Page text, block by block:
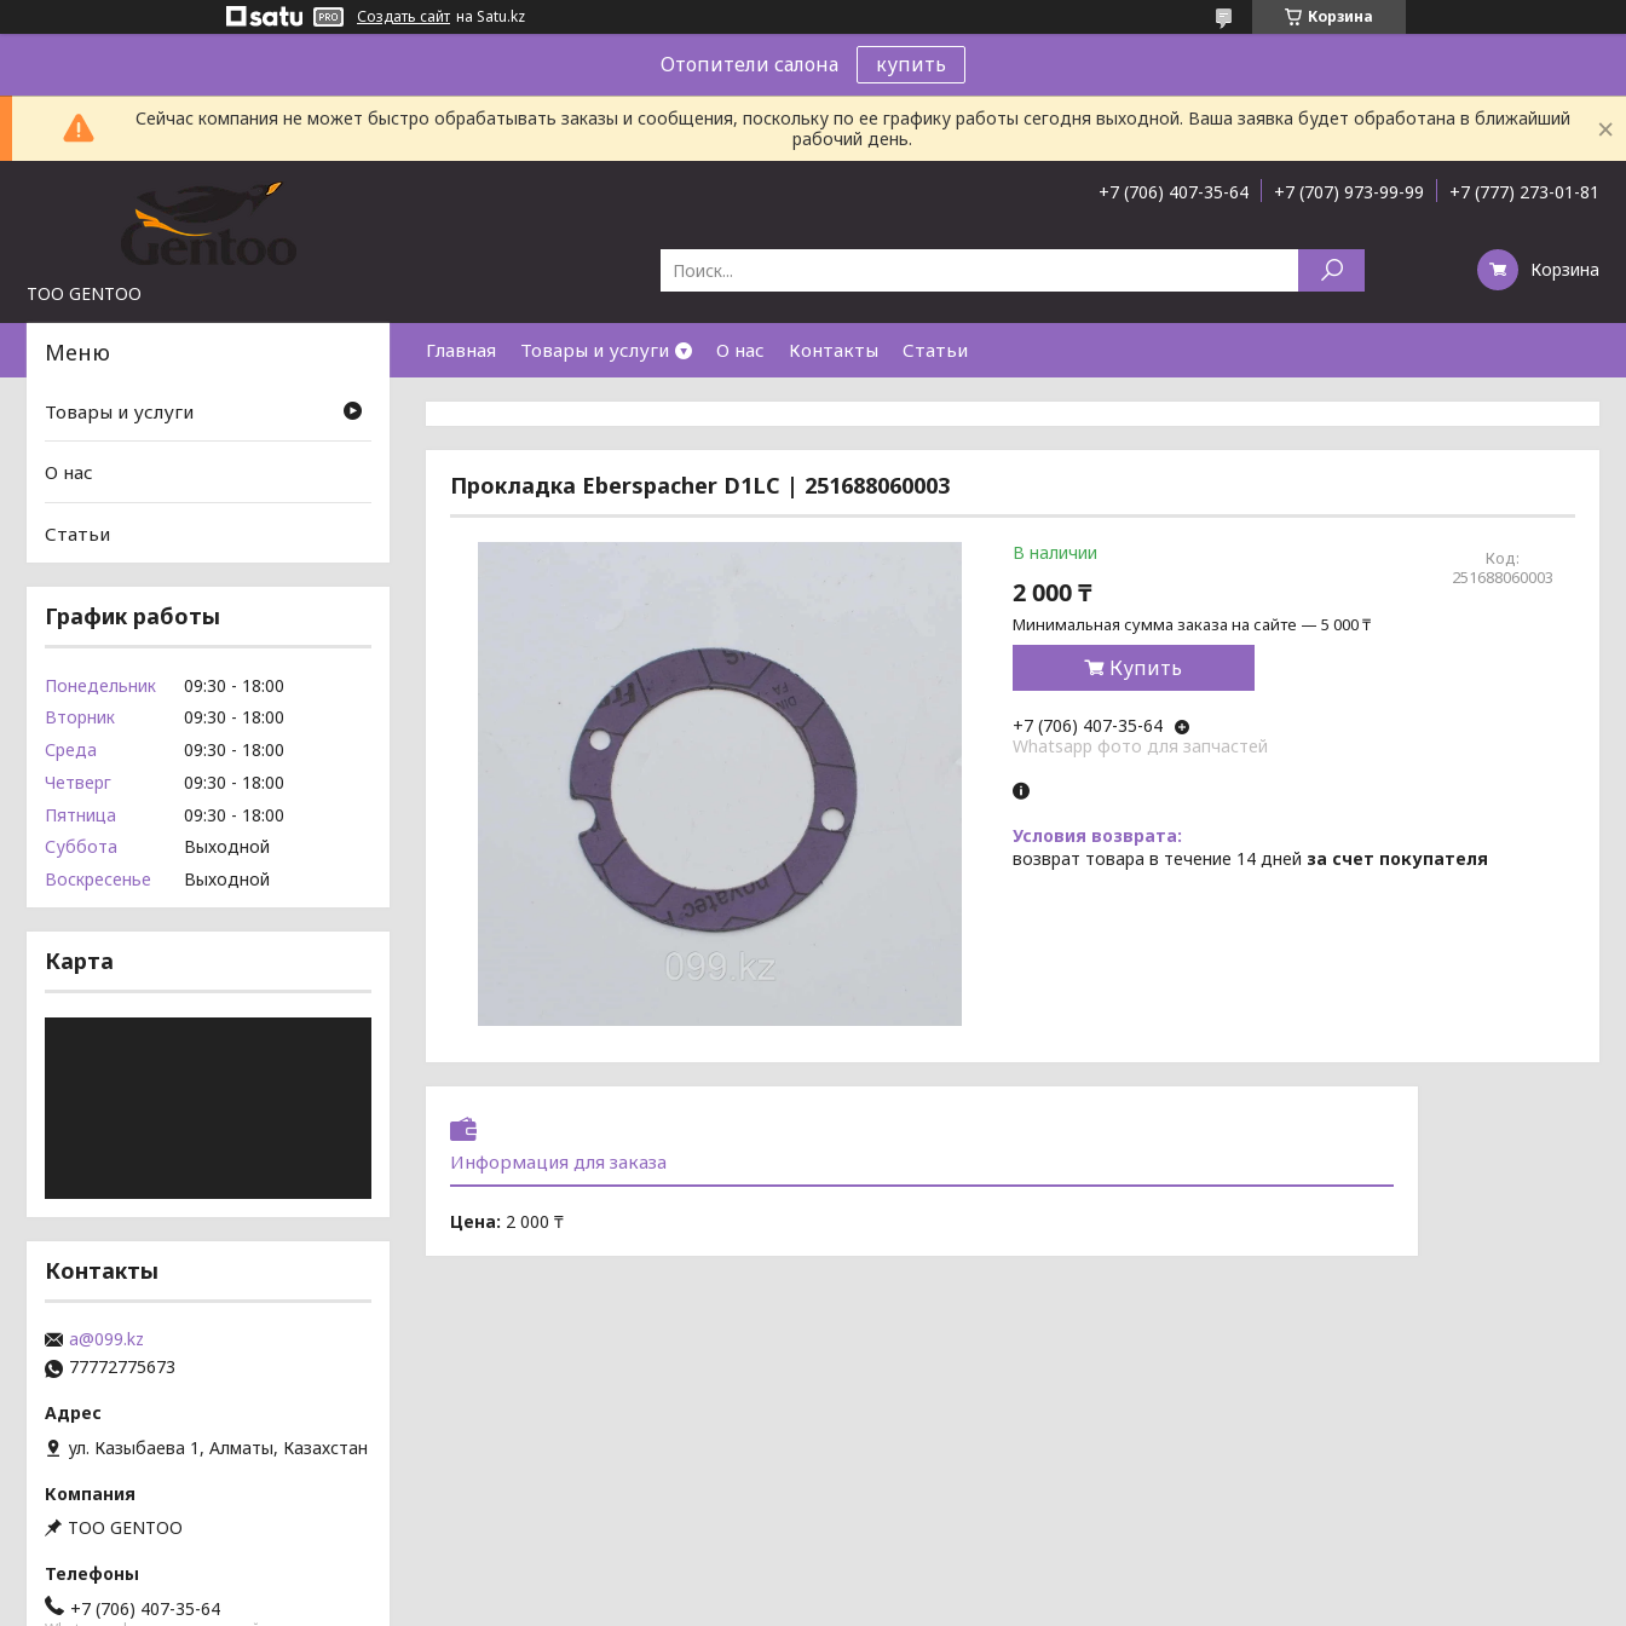
Создать сайт на Satu.kz Корзина
Отопители салона купить
Сейчас компания не может быстро обрабатывать заказы и сообщения, поскольку по ее графику работы сегодня выходной. Ваша заявка будет обработана в ближайший
рабочий день.
TOO GENTOO
+7 (706) 407-35-64 +7 (707) 973-99-99 +7 (777) 273-01-81
Корзина
Главная Товары и услуги О нас Контакты Статьи
Прокладка Eberspacher D1LC | 251688060003
В наличии
Код:
251688060003
2 000 ₸
Минимальная сумма заказа на сайте — 5 000 ₸
Купить
+7 (706) 407-35-64
Whatsapp фото для запчастей
возврат товара в течение 14 дней за счет покупателя
Информация для заказа
Цена: 2 000 ₸
Товары и услуги
О нас
Статьи
График работы
Понедельник 09:30
18:00
Вторник
09:30
18:00
Среда
09:30
18:00
Четверг
09:30
18:00
Пятница
09:30
18:00
Суббота
Выходной
Воскресенье
Выходной
Карта
Контакты
a@099.kz
77772775673
ул. Казыбаева 1, Алматы, Казахстан
TOO GENTOO
+7 (706) 407-35-64